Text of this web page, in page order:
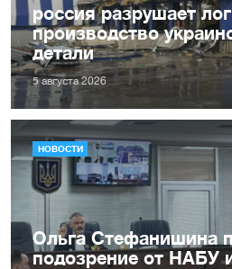
россия разрушает
производство
детали
5 августа 2026
НОВОСТИ
Ольга Стефанишина
подозрение от НАБУ